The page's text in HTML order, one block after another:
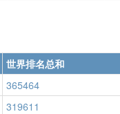
世界排名总和
365464
319611